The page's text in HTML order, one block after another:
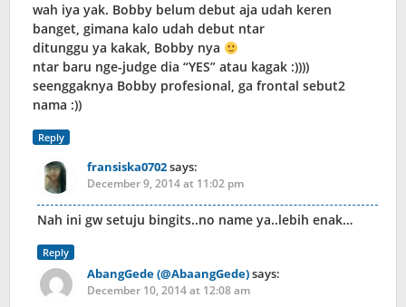
wah iya yak. Bobby belum debut aja udah keren
banget, gimana kalo udah debut ntar
ditunggu ya kakak, Bobby nya
ntar baru nge-judge dia “YES” atau kagak :))))
seenggaknya Bobby profesional, ga frontal sebut2
nama :))
Reply
fransiska0702says:
December 9, 2014 at 11:02 pm
Nah ini gw setuju bingits..no name ya..lebih enak…
Reply
AbangGede (@AbaangGede)says:
December 10, 2014 at 12:08 am